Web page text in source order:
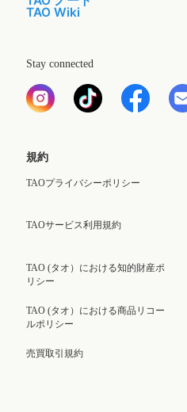
TAO Wiki
Stay connected
規約
TAOプライバシーポリシー
TAOサービス利用規約
TAO (タオ）における知的財産ポ
リシー
TAO (タオ）における商品リコー
ルポリシー
売買取引規約